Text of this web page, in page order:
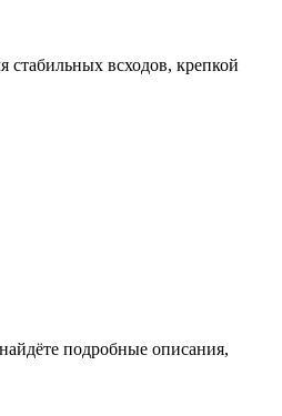
стабильных всходов, крепкой
подробные описания,